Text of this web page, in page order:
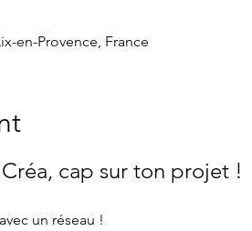
en-Provence, France
cap sur ton projet !
un réseau !